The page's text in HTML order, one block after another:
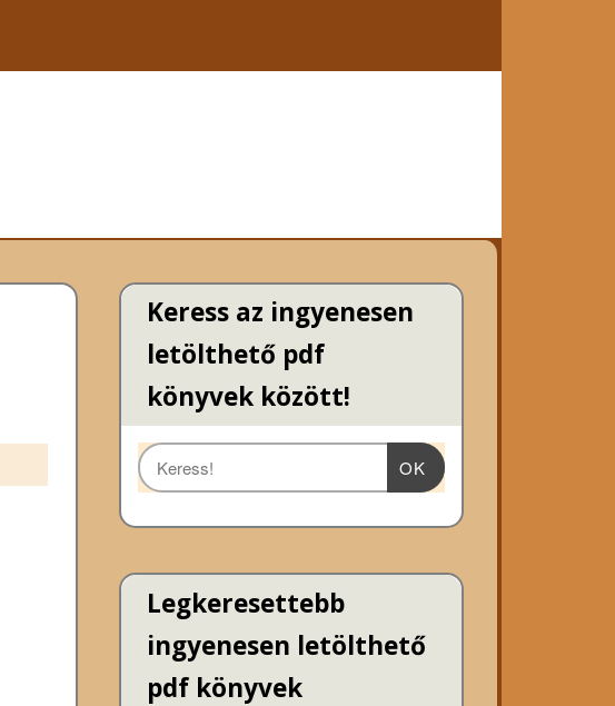
Keress az ingyenesen
letölthető pdf
könyvek között!
OK
Legkeresettebb
ingyenesen letölthető
pdf könyvek